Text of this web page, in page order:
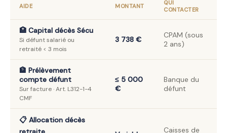
AIDE MONTANT
QUI
CONTACTER
🏥 Capital décès Sécu
Si défunt salarié ou
retraité < 3 mois
3 738 €
CPAM (sous
2 ans)
🏦 Prélèvement
compte défunt
Sur facture · Art. L312-1-4
CMF
≤ 5 000
€
Banque du
défunt
📋 Allocation décès
Caisses de